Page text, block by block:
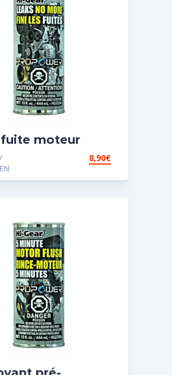
moteur
8,90€